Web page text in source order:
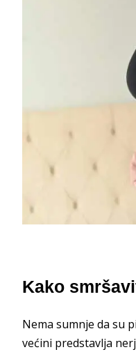
Kako
Nema sumnje da su
većini predstavlja